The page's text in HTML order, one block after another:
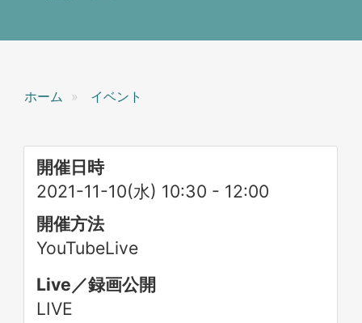
ホーム イベント
開催日時
2021-11-10(水) 10:30 - 12:00
開催方法
YouTubeLive
Live／録画公開
LIVE